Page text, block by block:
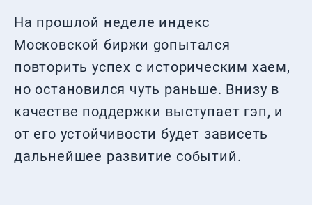
На прошлой неделе индекс
Московской биржи gопытался
повторить успех с историческим хаем,
но остановился чуть раньше. Внизу в
качестве поддержки выступает гэп, и
от его устойчивости будет зависеть
дальнейшее развитие событий.